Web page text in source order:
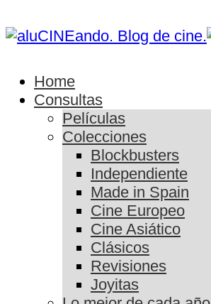
Home
Consultas
Películas
Colecciones
Blockbusters
Independiente
Made in Spain
Cine Europeo
Cine Asiático
Clásicos
Revisiones
Joyitas